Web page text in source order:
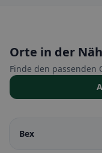
Orte in der
Finde den passenden
Bex